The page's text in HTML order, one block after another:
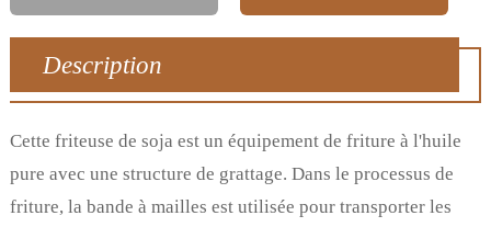
Description
Cette friteuse de soja est un équipement de friture à l'huile
pure avec une structure de grattage. Dans le processus de
friture, la bande à mailles est utilisée pour transporter les